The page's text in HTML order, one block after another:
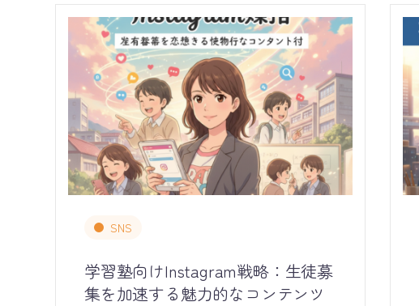
SNS
学習塾向けInstagram戦略：生徒募
集を加速する魅力的なコンテンツ